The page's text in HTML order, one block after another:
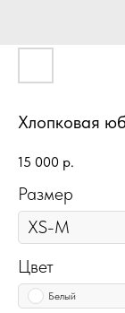
Хлопковая
15 000 р.
Размер
Цвет
Белый